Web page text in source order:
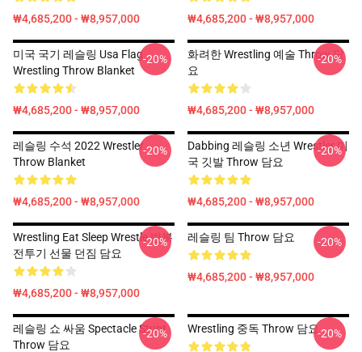
₩4,685,200 - ₩8,957,000 ₩4,685,200 - ₩8,957,000
미국 국기 레슬링 Usa Flag
Wrestling Throw Blanket
₩4,685,200 - ₩8,957,000
-20%
화려한 Wrestling 예술 Throw 담
요
₩4,685,200 - ₩8,957,000
-20%
레슬링 수석 2022 Wrestler
Throw Blanket
₩4,685,200 - ₩8,957,000
-20%
Dabbing 레슬링 소년 Wrestler 미
국 깃발 Throw 담요
₩4,685,200 - ₩8,957,000
-20%
Wrestling Eat Sleep Wrestle 반복
전투기 선물 던짐 담요
₩4,685,200 - ₩8,957,000
-20% 레슬링 팀 Throw 담요
₩4,685,200 - ₩8,957,000
-20%
레슬링 쇼 싸움 Spectacle Stunt
Throw 담요
-20% Wrestling 중독 Throw 담요-20%